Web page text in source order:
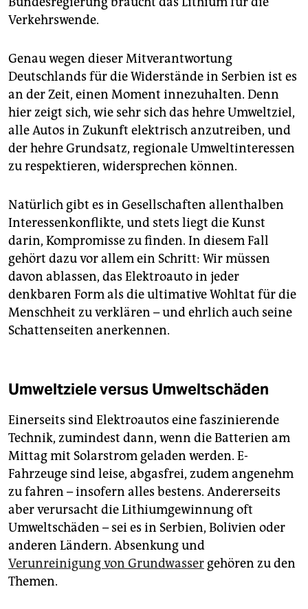
Verkehrswende.
Genau wegen dieser Mitverantwortung
Deutschlands für die Widerstände in Serbien ist es
an der Zeit, einen Moment innezuhalten. Denn
hier zeigt sich, wie sehr sich das hehre Umweltziel,
alle Autos in Zukunft elektrisch anzutreiben, und
der hehre Grundsatz, regionale Umweltinteressen
zu respektieren, widersprechen können.
Natürlich gibt es in Gesellschaften allenthalben
Interessenkonflikte, und stets liegt die Kunst
darin, Kompromisse zu finden. In diesem Fall
gehört dazu vor allem ein Schritt: Wir müssen
davon ablassen, das Elektroauto in jeder
denkbaren Form als die ultimative Wohltat für die
Menschheit zu verklären – und ehrlich auch seine
Schattenseiten anerkennen.
Umweltziele versus Umweltschäden
Einerseits sind Elektroautos eine faszinierende
Technik, zumindest dann, wenn die Batterien am
Mittag mit Solarstrom geladen werden. E-
Fahrzeuge sind leise, abgasfrei, zudem angenehm
zu fahren – insofern alles bestens. Andererseits
aber verursacht die Lithiumgewinnung oft
Umweltschäden – sei es in Serbien, Bolivien oder
anderen Ländern. Absenkung und
Verunreinigung von Grundwasser gehören zu den
Themen.